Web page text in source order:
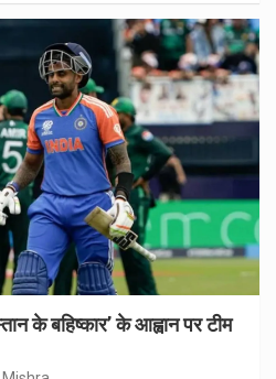
के बहिष्कार’ के आह्वान पर टीम